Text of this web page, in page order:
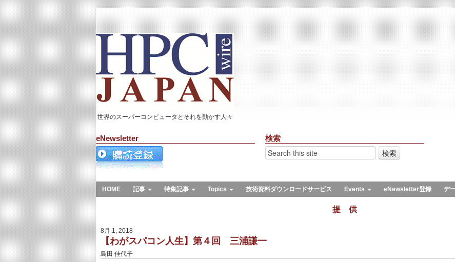
世界のスーパーコンピュータとそれを動かす人々
eNewsletter 検索
HOME 記事 特集記事 Topics 技術資料ダウンロードサービス Events eNewsletter登録 デ
提 供
8月 1, 2018
【わがスパコン人生】第４回 三浦謙一
島田 佳代子